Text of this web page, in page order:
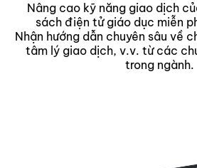
Nâng cao kỹ năng giao dịch
sách điện tử giáo dục miễn
Nhận hướng dẫn chuyên sâu về
tâm lý giao dịch, v.v. từ các
trong ngành.